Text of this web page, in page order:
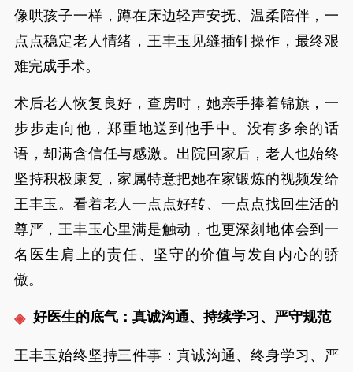
像哄孩子一样，蹲在床边轻声安抚、温柔陪伴，一
点点稳定老人情绪，王丰玉见缝插针操作，最终艰
难完成手术。
术后老人恢复良好，查房时，她亲手捧着锦旗，一
步步走向他，郑重地送到他手中。没有多余的话
语，却满含信任与感激。出院回家后，老人也始终
坚持积极康复，家属特意把她在家锻炼的视频发给
王丰玉。看着老人一点点好转、一点点找回生活的
尊严，王丰玉心里满是触动，也更深刻地体会到一
名医生肩上的责任、坚守的价值与发自内心的骄
傲。
好医生的底气：真诚沟通、持续学习、严守规范
王丰玉始终坚持三件事：真诚沟通、终身学习、严